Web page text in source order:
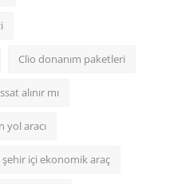
Clio donanım paketleri
alınır mı
yol aracı
şehir içi ekonomik araç